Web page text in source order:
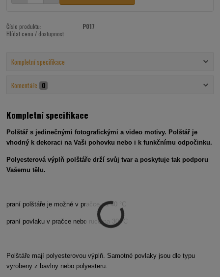
Číslo produktu:
P017
Hlídat cenu / dostupnost
Kompletní specifikace
Komentáře 0
Kompletní specifikace
Polštář s jedinečnými fotografickými a video motivy. Polštář je
vhodný k dekoraci na Vaši pohovku nebo i k funkčnímu odpočinku.
Polyesterová výplň polštáře drží svůj tvar a poskytuje tak podporu
Vašemu tělu.
praní polštáře je možné v pračce na 40 °C
praní povlaku v pračce nebo ruce na 30 °C
Polštáře mají polyesterovou výplň. Samotné povlaky jsou dle typu
vyrobeny z bavlny nebo polyesteru.